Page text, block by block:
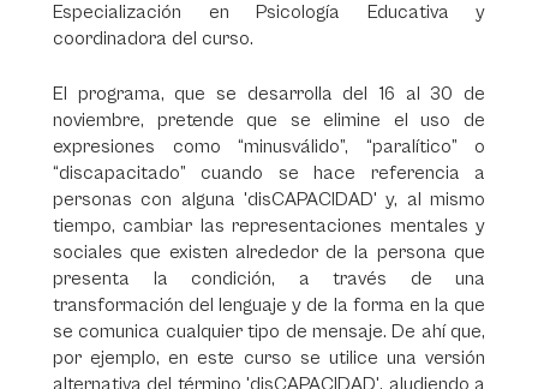
Especialización en Psicología Educativa y
coordinadora del curso.
El programa, que se desarrolla del 16 al 30 de
noviembre, pretende que se elimine el uso de
expresiones como “minusválido”, “paralítico” o
“discapacitado” cuando se hace referencia a
personas con alguna 'disCAPACIDAD' y, al mismo
tiempo, cambiar las representaciones mentales y
sociales que existen alrededor de la persona que
presenta la condición, a través de una
transformación del lenguaje y de la forma en la que
se comunica cualquier tipo de mensaje. De ahí que,
por ejemplo, en este curso se utilice una versión
alternativa del término 'disCAPACIDAD', aludiendo a